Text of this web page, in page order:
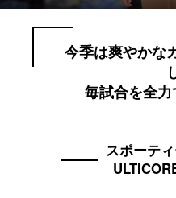
今季は爽やかな
毎試合を全力
スポーテ